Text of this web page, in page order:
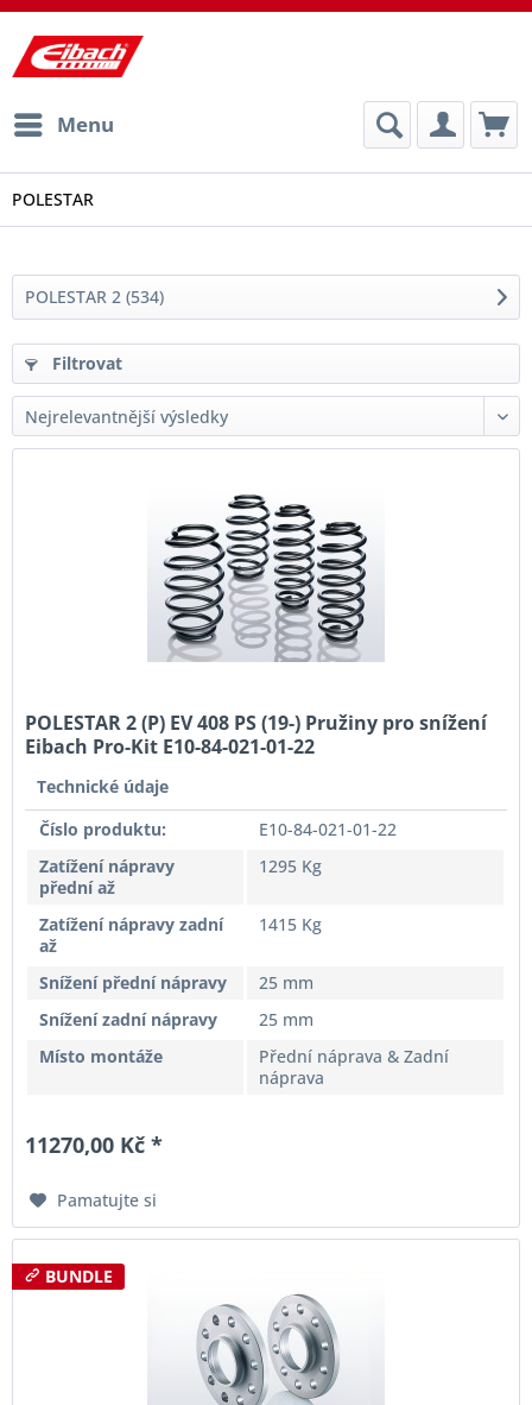
Menu
POLESTAR
POLESTAR 2 (534)
Filtrovat
POLESTAR 2 (P) EV 408 PS (19-) Pružiny pro snížení
Eibach Pro-Kit E10-84-021-01-22
Technické údaje
Číslo produktu:
E10-84-021-01-22
Zatížení nápravy
přední až
1295 Kg
Zatížení nápravy zadní
až
1415 Kg
Snížení přední nápravy
25 mm
Snížení zadní nápravy
25 mm
Místo montáže
Přední náprava & Zadní
náprava
11270,00 Kč *
Pamatujte si
BUNDLE